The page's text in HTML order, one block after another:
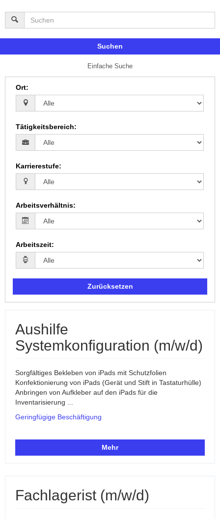
Suchen
Einfache Suche
Ort:
Tätigkeitsbereich:
Karrierestufe:
Arbeitsverhältnis:
Arbeitszeit:
Zurücksetzen
Aushilfe
Systemkonfiguration (m/w/d)
Sorgfältiges Bekleben von iPads mit Schutzfolien
Konfektionierung von iPads (Gerät und Stift in Tastaturhülle)
Anbringen von Aufkleber auf den iPads für die
Inventarisierung ...
Geringfügige Beschäftigung
Mehr
Fachlagerist (m/w/d)